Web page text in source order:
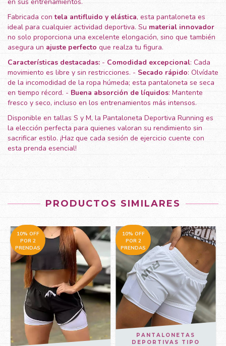
en sus entrenamientos.
Fabricada contela antifluido y elástica, esta pantaloneta es
ideal para cualquier actividad deportiva. Sumaterial innovador
no solo proporciona una excelente elongación, sino que también
asegura un ajuste perfecto que realza tu figura.
Características destacadas: - Comodidad excepcional: Cada
movimiento es libre y sin restricciones. - Secado rápido: Olvídate
de la incomodidad de la ropa húmeda; esta pantaloneta se seca
en tiempo récord. - Buena absorción de líquidos: Mantente
fresco y seco, incluso en los entrenamientos más intensos.
Disponible en tallas S y M, la Pantaloneta Deportiva Running es
la elección perfecta para quienes valoran su rendimiento sin
sacrificar estilo. ¡Haz que cada sesión de ejercicio cuente con
esta prenda esencial!
PRODUCTOS SIMILARES
10% OFF
POR 2
PRENDAS
10% OFF
POR 2
PRENDAS
PANTALONETAS
DEPORTIVAS TIPO